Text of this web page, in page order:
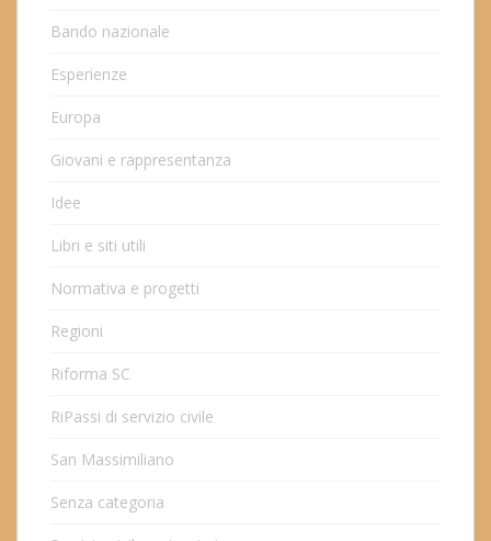
Bando nazionale
Esperienze
Europa
Giovani e rappresentanza
Idee
Libri e siti utili
Normativa e progetti
Regioni
Riforma SC
RiPassi di servizio civile
San Massimiliano
Senza categoria